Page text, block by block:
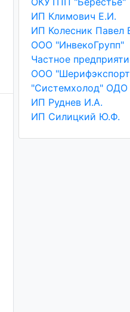
ИП Климович Е.И.
ООО "ИнвекоГрупп"
ООО
"Системхолод" ОДО
ИП Руднев И.А.
ИП Силицкий Ю.Ф.